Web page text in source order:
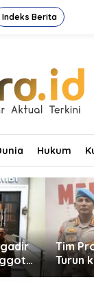
Indeks Berita
Hukum
Tim
Turun